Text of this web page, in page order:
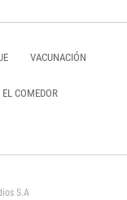
VACUNACIÓN
EL COMEDOR
S.A